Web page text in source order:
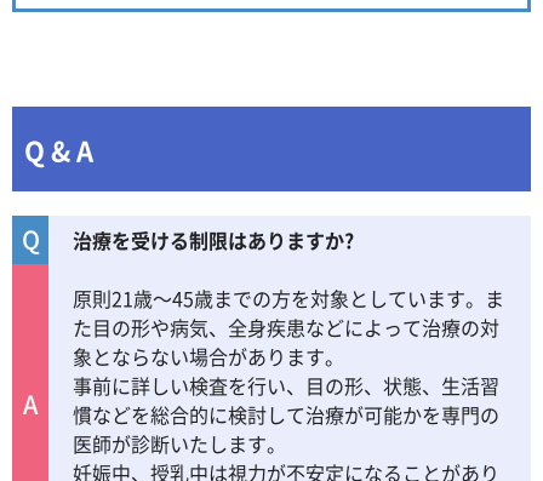
Q & A
Q 治療を受ける制限はありますか?
A
原則21歳～45歳までの方を対象としています。ま
た目の形や病気、全身疾患などによって治療の対
象とならない場合があります。
事前に詳しい検査を行い、目の形、状態、生活習
慣などを総合的に検討して治療が可能かを専門の
医師が診断いたします。
妊娠中、授乳中は視力が不安定になることがあり